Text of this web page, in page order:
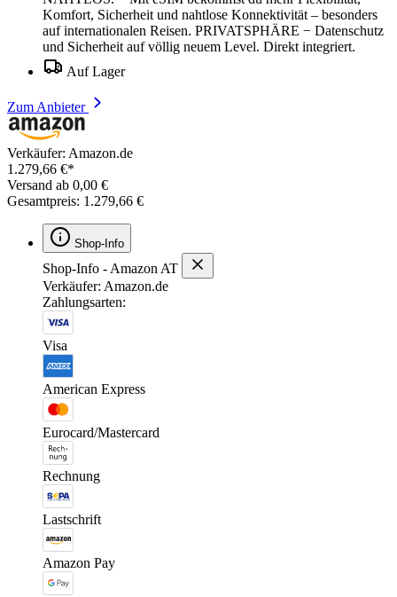
Komfort, Sicherheit und nahtlose Konnektivität – besonders
auf internationalen Reisen. PRIVATSPHÄRE − Datenschutz
und Sicherheit auf völlig neuem Level. Direkt integriert.
Auf Lager
Zum Anbieter
Verkäufer: Amazon.de
1.279,66 €*
Versand ab 0,00 €
Gesamtpreis: 1.279,66 €
Shop-Info
Shop-Info - Amazon AT
Verkäufer: Amazon.de
Zahlungsarten:
Visa
American Express
Eurocard/Mastercard
Rechnung
Lastschrift
Amazon Pay